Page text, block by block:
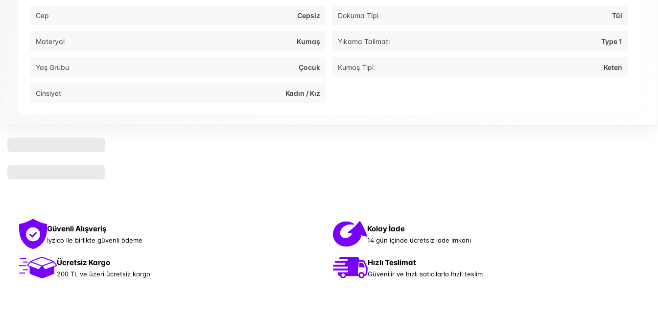
Cep Cepsiz Dokuma Tipi Tül
Materyal Kumaş Yıkama Talimatı Type 1
Yaş Grubu Çocuk Kumaş Tipi Keten
Cinsiyet Kadın / Kız
Güvenli Alışveriş
İyzico ile birlikte güvenli ödeme
Kolay İade
14 gün içinde ücretsiz iade imkanı
Ücretsiz Kargo
200 TL ve üzeri ücretsiz kargo
Hızlı Teslimat
Güvenilir ve hızlı satıcılarla hızlı teslim